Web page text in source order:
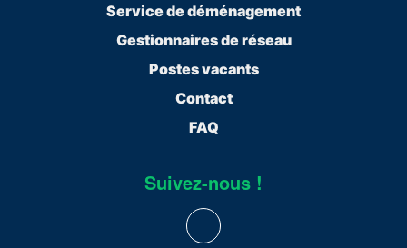
Service de déménagement
Gestionnaires de réseau
Postes vacants
Contact
FAQ
Suivez-nous !